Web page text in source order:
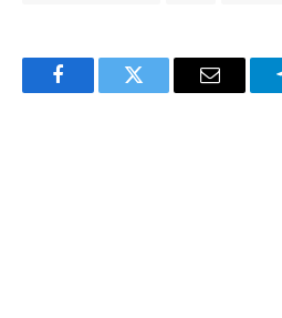
FacebookTwitter Email